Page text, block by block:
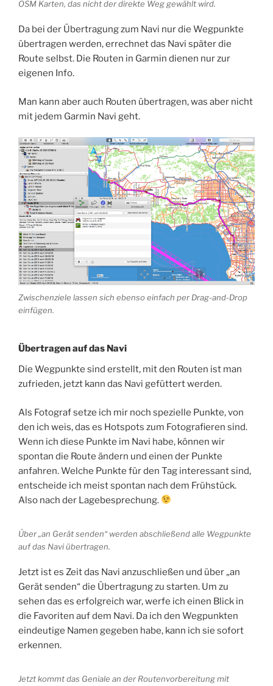
OSM Karten, das nicht der direkte Weg gewählt wird.
Da bei der Übertragung zum Navi nur die Wegpunkte
übertragen werden, errechnet das Navi später die
Route selbst. Die Routen in Garmin dienen nur zur
eigenen Info.
Man kann aber auch Routen übertragen, was aber nicht
mit jedem Garmin Navi geht.
Zwischenziele lassen sich ebenso einfach per Drag-and-Drop
einfügen.
Übertragen auf das Navi
Die Wegpunkte sind erstellt, mit den Routen ist man
zufrieden, jetzt kann das Navi gefüttert werden.
Als Fotograf setze ich mir noch spezielle Punkte, von
den ich weis, das es Hotspots zum Fotografieren sind.
Wenn ich diese Punkte im Navi habe, können wir
spontan die Route ändern und einen der Punkte
anfahren. Welche Punkte für den Tag interessant sind,
entscheide ich meist spontan nach dem Frühstück.
Also nach der Lagebesprechung.
Über „an Gerät senden“ werden abschließend alle Wegpunkte
auf das Navi übertragen.
Jetzt ist es Zeit das Navi anzuschließen und über „an
Gerät senden“ die Übertragung zu starten. Um zu
sehen das es erfolgreich war, werfe ich einen Blick in
die Favoriten auf dem Navi. Da ich den Wegpunkten
eindeutige Namen gegeben habe, kann ich sie sofort
erkennen.
Jetzt kommt das Geniale an der Routenvorbereitung mit